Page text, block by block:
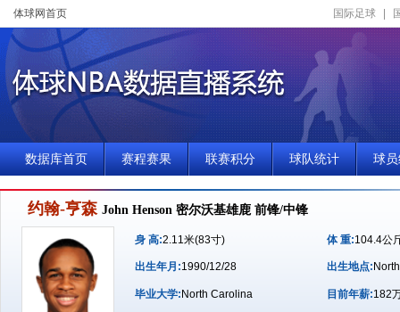
国际足球
体球网首页
数据库首页 赛程赛果 联赛积分 球队统计 球
约翰-亨森 John Henson 密尔沃基雄鹿 前锋/中锋
身 高:2.11米(83寸) 体 重:104.4公
出生年月:1990/12/28 出生地点:
毕业大学: North Carolina 目前年薪:182